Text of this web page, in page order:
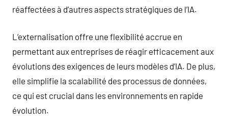
réaffectées à d’autres aspects stratégiques de l’IA.
L’externalisation offre une flexibilité accrue en
permettant aux entreprises de réagir efficacement aux
évolutions des exigences de leurs modèles d’IA. De plus,
elle simplifie la scalabilité des processus de données,
ce qui est crucial dans les environnements en rapide
évolution.